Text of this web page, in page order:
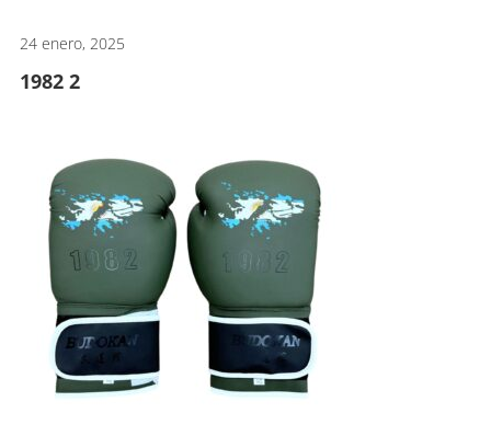
24 enero, 2025
1982 2